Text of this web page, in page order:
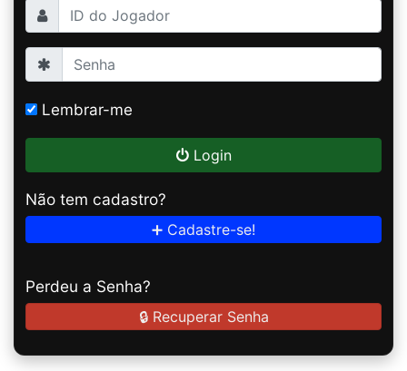
Lembrar-me
Login
Não tem cadastro?
➕ Cadastre-se!
Perdeu a Senha?
🔒 Recuperar Senha